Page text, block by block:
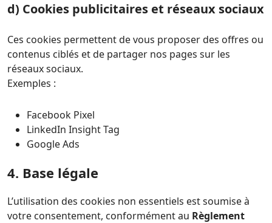
d) Cookies publicitaires et réseaux sociaux
Ces cookies permettent de vous proposer des offres ou
contenus ciblés et de partager nos pages sur les
réseaux sociaux.
Exemples :
Facebook Pixel
LinkedIn Insight Tag
Google Ads
4. Base légale
L’utilisation des cookies non essentiels est soumise à
votre consentement, conformément au Règlement